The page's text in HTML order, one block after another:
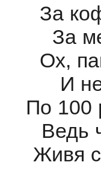
За
За
Ох,
И
По 100
Ведь
Живя